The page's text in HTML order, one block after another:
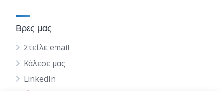
Βρες μας
Στείλε email
Κάλεσε μας
LinkedIn